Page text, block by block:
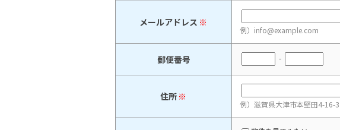
メールアドレス ※
例）info@example.com
郵便番号 -
住所 ※
例）滋賀県大津市本堅田4-